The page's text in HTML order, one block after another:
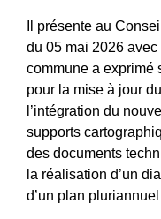
Il présente au
du 05 mai 2026
commune a exprimé
pour la mise à jour
l’intégration du
supports
des documents
la réalisation d’un
d’un plan